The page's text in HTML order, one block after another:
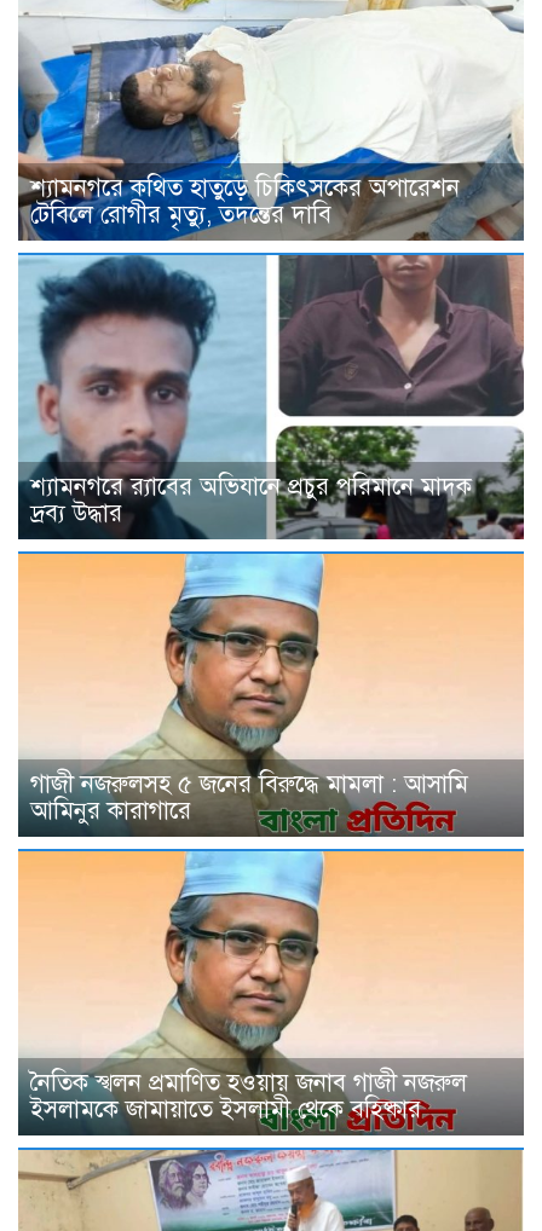
শ্যামনগরে কথিত হাতুড়ে চিকিৎসকের অপারেশন
টেবিলে রোগীর মৃত্যু, তদন্তের দাবি
শ্যামনগরে র‍্যাবের অভিযানে প্রচুর পরিমানে মাদক
দ্রব্য উদ্ধার
গাজী নজরুলসহ ৫ জনের বিরুদ্ধে মামলা : আসামি
আমিনুর কারাগারে
নৈতিক স্খলন প্রমাণিত হওয়ায় জনাব গাজী নজরুল
ইসলামকে জামায়াতে ইসলামী থেকে বহিষ্কার